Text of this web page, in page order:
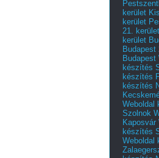
kerület
kerület
21.
kerület
Budapest
Budapest
készítés
készítés
készítés
Weboldal
Szolnok
Kaposvár
készítés
Weboldal